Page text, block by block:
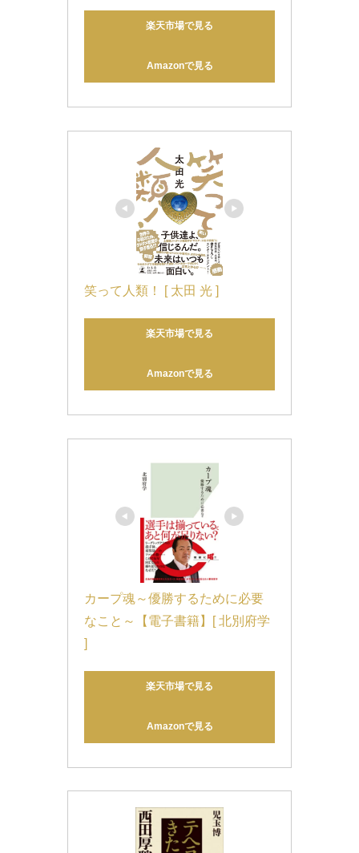
楽天市場で見る
Amazonで見る
笑って人類！ [ 太田 光 ]
楽天市場で見る
Amazonで見る
カープ魂～優勝するために必要
なこと～【電子書籍】[ 北別府学
]
楽天市場で見る
Amazonで見る